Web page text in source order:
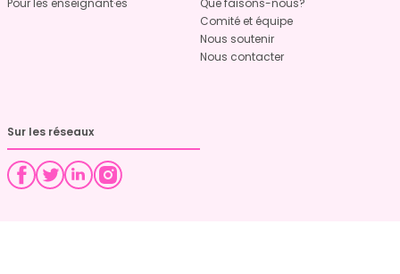
Pour les enseignant·es
Que faisons-nous?
Comité et équipe
Nous soutenir
Nous contacter
Sur les réseaux